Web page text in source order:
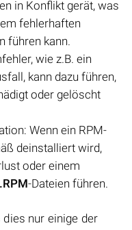
in Konflikt gerät, was
fehlerhaften
führen kann.
wie z.B. ein
kann dazu führen,
oder gelöscht
Wenn ein RPM-
deinstalliert wird,
oder einem
.RPM-Dateien führen.
nur einige der